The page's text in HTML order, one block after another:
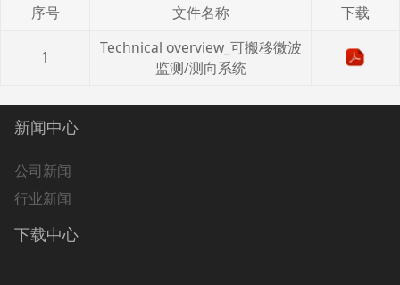
序号 文件名称 下载
1
Technical overview_可搬移微波
监测/测向系统
新闻中心
公司新闻
行业新闻
下载中心